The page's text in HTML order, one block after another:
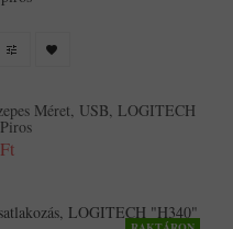
Méret, USB, LOGITECH